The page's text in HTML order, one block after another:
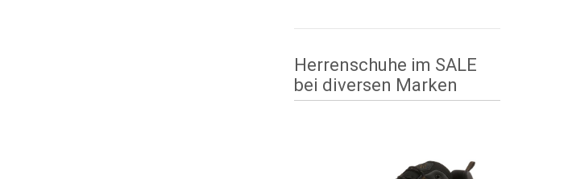
Herrenschuhe im SALE
bei diversen Marken